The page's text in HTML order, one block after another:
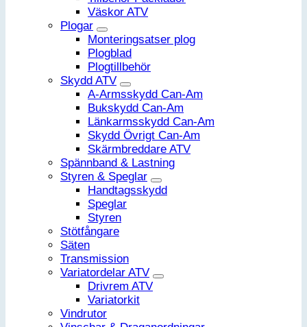
Väskor ATV
Plogar
Monteringsatser plog
Plogblad
Plogtillbehör
Skydd ATV
A-Armsskydd Can-Am
Bukskydd Can-Am
Länkarmsskydd Can-Am
Skydd Övrigt Can-Am
Skärmbreddare ATV
Spännband & Lastning
Styren & Speglar
Handtagsskydd
Speglar
Styren
Stötfångare
Säten
Transmission
Variatordelar ATV
Drivrem ATV
Variatorkit
Vindrutor